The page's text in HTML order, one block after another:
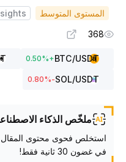
المستوى المتوسط Insights
368
BTC/USDT
+
0.50%
SOL/USDT
-0.80
%
ملخّص الذكاء الاصطناعي
استخلص فحوى محتوى المقال
في غضون 30 ثانية فقط!